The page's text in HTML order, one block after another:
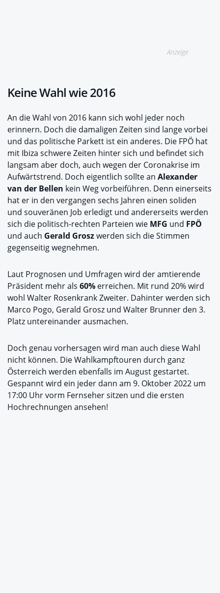
Anzeige
Keine Wahl wie 2016
An die Wahl von 2016 kann sich wohl jeder noch
erinnern. Doch die damaligen Zeiten sind lange vorbei
und das politische Parkett ist ein anderes. Die FPÖ hat
mit Ibiza schwere Zeiten hinter sich und befindet sich
langsam aber doch, auch wegen der Coronakrise im
Aufwärtstrend. Doch eigentlich sollte an Alexander
van der Bellen kein Weg vorbeiführen. Denn einerseits
hat er in den vergangen sechs Jahren einen soliden
und souveränen Job erledigt und andererseits werden
sich die politisch-rechten Parteien wie MFG und FPÖ
und auch Gerald Groszwerden sich die Stimmen
gegenseitig wegnehmen.
Laut Prognosen und Umfragen wird der amtierende
Präsident mehr als 60% erreichen. Mit rund 20% wird
wohl Walter Rosenkrank Zweiter. Dahinter werden sich
Marco Pogo, Gerald Grosz und Walter Brunner den 3.
Platz untereinander ausmachen.
Doch genau vorhersagen wird man auch diese Wahl
nicht können. Die Wahlkampftouren durch ganz
Österreich werden ebenfalls im August gestartet.
Gespannt wird ein jeder dann am 9. Oktober 2022 um
17:00 Uhr vorm Fernseher sitzen und die ersten
Hochrechnungen ansehen!